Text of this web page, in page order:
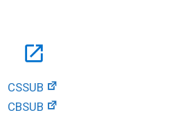
open_in_new
CSSUB
CBSUB